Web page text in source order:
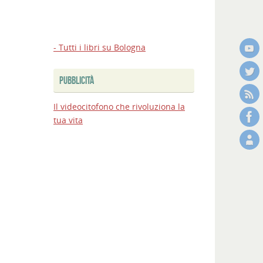
- Tutti i libri su Bologna
PUBBLICITÀ
Il videocitofono che rivoluziona la
tua vita